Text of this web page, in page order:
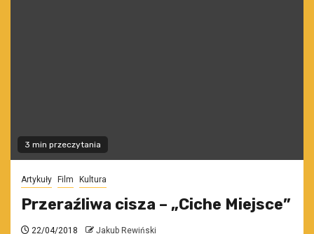
3 min przeczytania
Artykuły Film Kultura
Przeraźliwa cisza – „Ciche Miejsce”
22/04/2018 Jakub Rewiński